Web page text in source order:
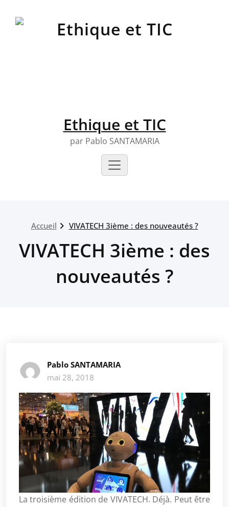
Ethique et TIC
par Pablo SANTAMARIA
Accueil VIVATECH 3ième : des nouveautés ?
VIVATECH 3ième : des
nouveautés ?
Pablo SANTAMARIA
mai 28, 2018
La troisième édition de VIVATECH. Déjà. Peut être